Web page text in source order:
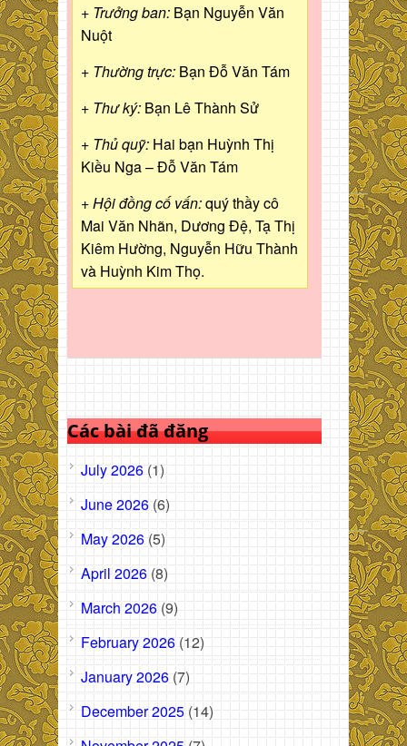
+ Trưởng ban: Bạn Nguyễn Văn
Nuột
+ Thường trực: Bạn Đỗ Văn Tám
+ Thư ký: Bạn Lê Thành Sử
+ Thủ quỹ: Hai bạn Huỳnh Thị
Kiều Nga – Đỗ Văn Tám
+ Hội đồng cố vấn:quý thầy cô
Mai Văn Nhãn, Dương Đệ, Tạ Thị
Kiêm Hường, Nguyễn Hữu Thành
và Huỳnh Kim Thọ.
Các bài đã đăng
July 2026 (1)
June 2026 (6)
May 2026 (5)
April 2026 (8)
March 2026 (9)
February 2026 (12)
January 2026 (7)
December 2025 (14)